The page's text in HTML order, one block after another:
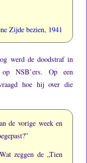
Zijde bezien, 1941
werd de doodstraf in
op NSB’ers.Op een
hoe hij over die
de vorige week en
Wat zeggen de „Tien